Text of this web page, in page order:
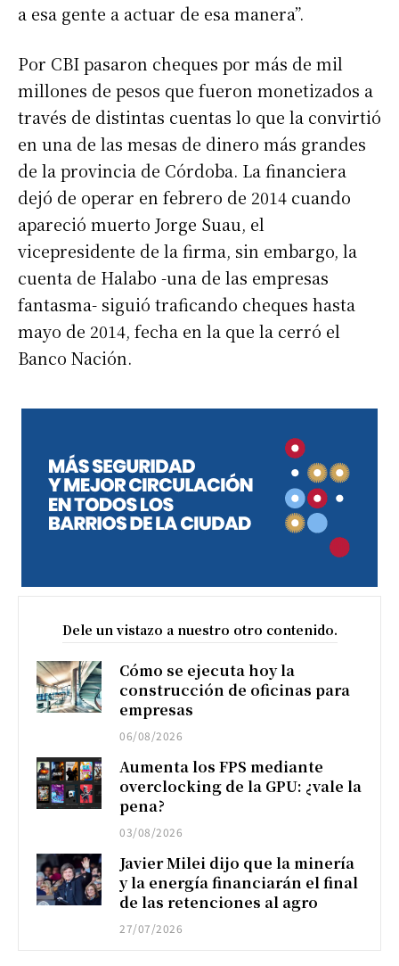
a esa gente a actuar de esa manera”.
Por CBI pasaron cheques por más de mil
millones de pesos que fueron monetizados a
través de distintas cuentas lo que la convirtió
en una de las mesas de dinero más grandes
de la provincia de Córdoba. La financiera
dejó de operar en febrero de 2014 cuando
apareció muerto Jorge Suau, el
vicepresidente de la firma, sin embargo, la
cuenta de Halabo -una de las empresas
fantasma- siguió traficando cheques hasta
mayo de 2014, fecha en la que la cerró el
Banco Nación.
Dele un vistazo a nuestro otro contenido.
Cómo se ejecuta hoy la
construcción de oficinas para
empresas
06/08/2026
Aumenta los FPS mediante
overclocking de la GPU: ¿vale la
pena?
03/08/2026
Javier Milei dijo que la minería
y la energía financiarán el final
de las retenciones al agro
27/07/2026